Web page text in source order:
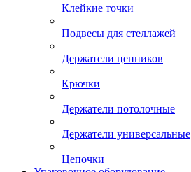
Клейкие точки
Подвесы для стеллажей
Держатели ценников
Крючки
Держатели потолочные
Держатели универсальные
Цепочки